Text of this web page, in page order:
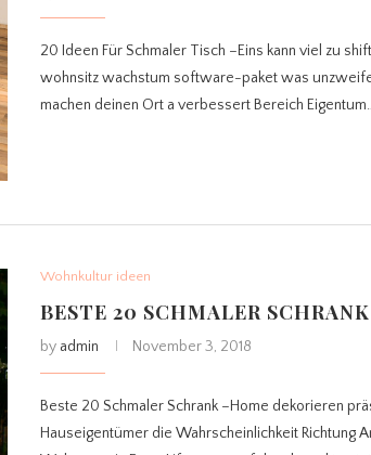
20 Ideen Für Schmaler Tisch –Eins kann viel zu
wohnsitz wachstum software-paket was
machen deinen Ort a verbessert Bereich
Wohnkultur ideen
BESTE 20 SCHMALER SCHRANK
by admin November 3, 2018
Beste 20 Schmaler Schrank –Home dekorieren
Hauseigentümer die Wahrscheinlichkeit Richtung